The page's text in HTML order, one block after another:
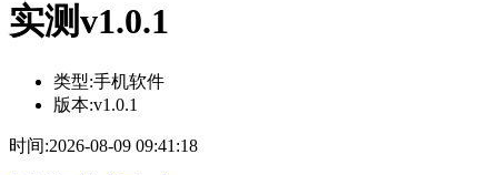
实测v1.0.1
类型:手机软件
版本:v1.0.1
时间:2026-08-09 09:41:18